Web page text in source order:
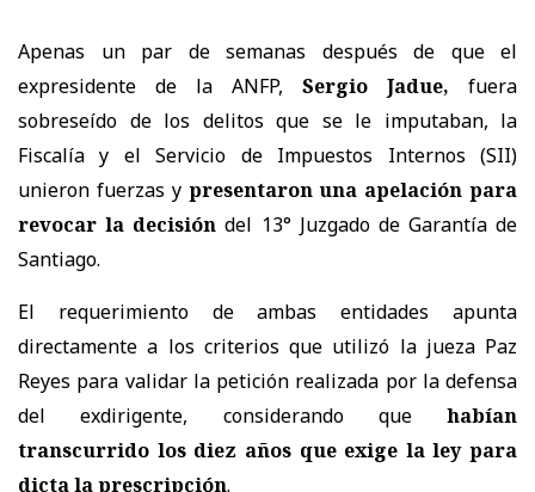
Apenas un par de semanas después de que el
expresidente de la ANFP, Sergio Jadue, fuera
sobreseído de los delitos que se le imputaban, la
Fiscalía y el Servicio de Impuestos Internos (SII)
unieron fuerzas y presentaron una apelación para
revocar la decisión del 13° Juzgado de Garantía de
Santiago.
El requerimiento de ambas entidades apunta
directamente a los criterios que utilizó la jueza Paz
Reyes para validar la petición realizada por la defensa
del exdirigente, considerando que habían
transcurrido los diez años que exige la ley para
dicta la prescripción.